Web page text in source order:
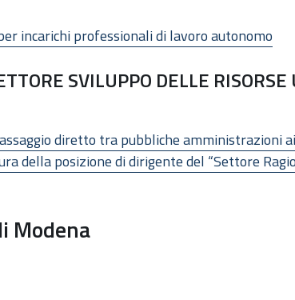
incarichi professionali di lavoro autonomo
SVILUPPO DELLE
diretto tra pubbliche amministrazioni
della posizione di dirigente del “Settore
Modena